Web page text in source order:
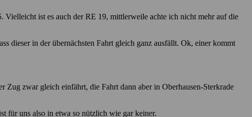
ist es auch der RE 19, mittlerweile achte ich nicht mehr auf die
dieser in der übernächsten Fahrt gleich ganz ausfällt. Ok, einer kommt
Zug zwar gleich einfährt, die Fahrt dann aber in Oberhausen-Sterkrade
für uns also in etwa so nützlich wie gar keiner.